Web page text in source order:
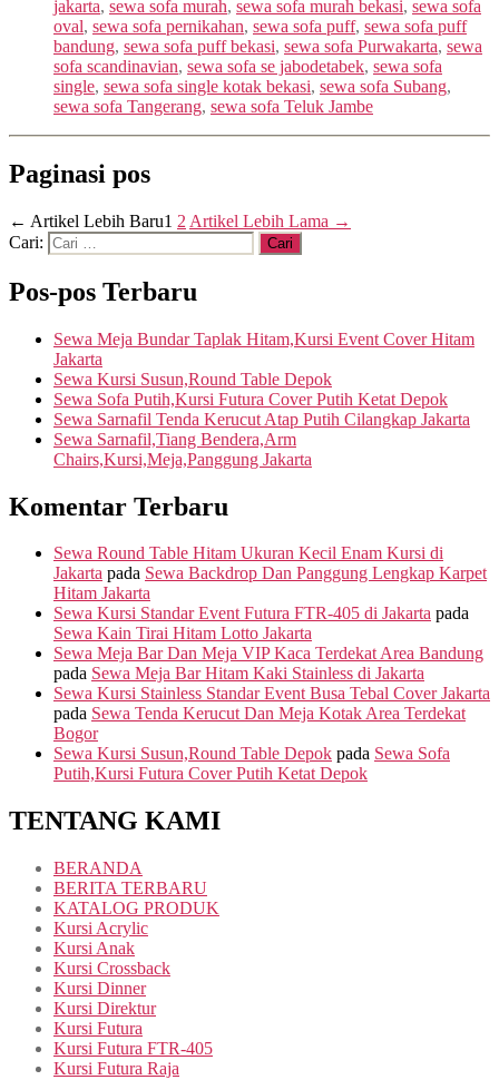
jakarta, sewa sofa murah, sewa sofa murah bekasi, sewa sofa
oval, sewa sofa pernikahan, sewa sofa puff, sewa sofa puff
bandung, sewa sofa puff bekasi, sewa sofa Purwakarta, sewa
sofa scandinavian, sewa sofa se jabodetabek, sewa sofa
single, sewa sofa single kotak bekasi, sewa sofa Subang,
sewa sofa Tangerang, sewa sofa Teluk Jambe
Paginasi pos
← Artikel Lebih Baru1 2 Artikel Lebih Lama →
Cari:
Pos-pos Terbaru
Sewa Meja Bundar Taplak Hitam,Kursi Event Cover Hitam
Jakarta
Sewa Kursi Susun,Round Table Depok
Sewa Sofa Putih,Kursi Futura Cover Putih Ketat Depok
Sewa Sarnafil Tenda Kerucut Atap Putih Cilangkap Jakarta
Sewa Sarnafil,Tiang Bendera,Arm
Chairs,Kursi,Meja,Panggung Jakarta
Komentar Terbaru
Sewa Round Table Hitam Ukuran Kecil Enam Kursi di
Jakarta pada Sewa Backdrop Dan Panggung Lengkap Karpet
Hitam Jakarta
Sewa Kursi Standar Event Futura FTR-405 di Jakarta pada
Sewa Kain Tirai Hitam Lotto Jakarta
Sewa Meja Bar Dan Meja VIP Kaca Terdekat Area Bandung
pada Sewa Meja Bar Hitam Kaki Stainless di Jakarta
Sewa Kursi Stainless Standar Event Busa Tebal Cover Jakarta
pada Sewa Tenda Kerucut Dan Meja Kotak Area Terdekat
Bogor
Sewa Kursi Susun,Round Table Depok pada Sewa Sofa
Putih,Kursi Futura Cover Putih Ketat Depok
TENTANG KAMI
BERANDA
BERITA TERBARU
KATALOG PRODUK
Kursi Acrylic
Kursi Anak
Kursi Crossback
Kursi Dinner
Kursi Direktur
Kursi Futura
Kursi Futura FTR-405
Kursi Futura Raja